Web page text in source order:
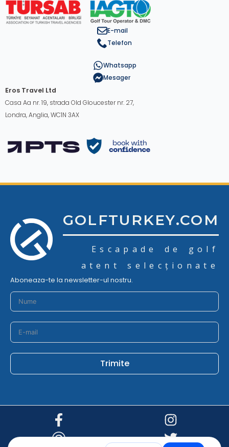
E-mail
Telefon
Whatsapp
Mesager
Eros Travel Ltd
Casa Aa nr. 19, strada Old Gloucester nr. 27,
Londra, Anglia, WC1N 3AX
GOLFTURKEY.COM
Escapade de golf
atent selecționate
Aboneaza-te la newsletter-ul nostru.
Trimite